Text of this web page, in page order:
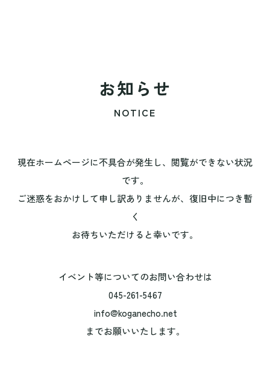
お知らせ
NOTICE
現在ホームページに不具合が発生し、閲覧ができない状況
です。
ご迷惑をおかけして申し訳ありませんが、復旧中につき暫
く
お待ちいただけると幸いです。
イベント等についてのお問い合わせは
045-261-5467
info@koganecho.net
までお願いいたします。